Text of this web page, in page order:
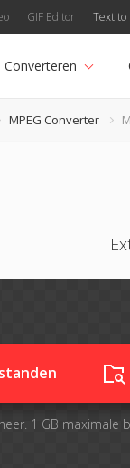
GIF Editor Text to
Converteren
MPEG Converter
1 GB maximale